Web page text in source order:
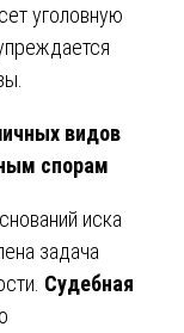
уголовную
видов
спорам
иска
задача
Судебная